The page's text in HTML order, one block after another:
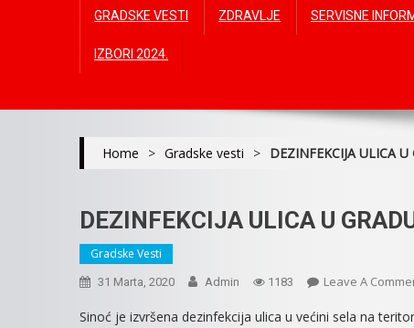
GRADSKE VESTI ZDRAVLJE SERVISNE
IZBORI 2024.
Home > Gradske vesti > DEZINFEKCIJA ULICA
DEZINFEKCIJA ULICA U
Gradske Vesti
31 Marta, 2020 Admin 1183 Leave A
Sinoć je izvršena dezinfekcija ulica u većini sela na